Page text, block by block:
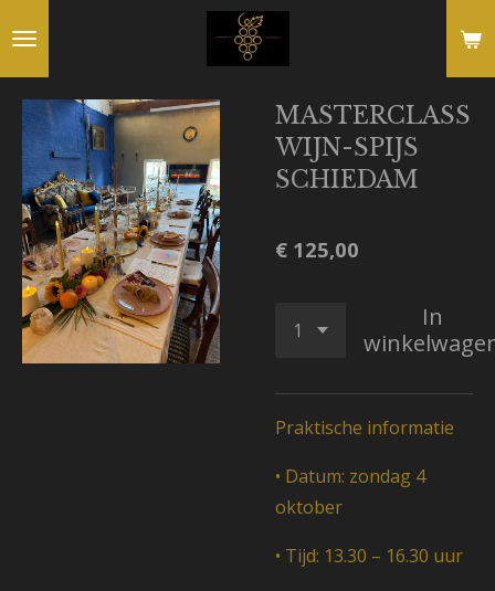
hoofdinhoud
MASTERCLASS
WIJN-SPIJS
SCHIEDAM
€ 125,00
In
Praktische informatie
• Datum: zondag 4
oktober
• Tijd: 13.30 – 16.30 uur